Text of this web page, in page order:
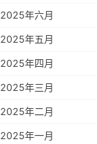
2025年六月
2025年五月
2025年四月
2025年三月
2025年二月
2025年一月